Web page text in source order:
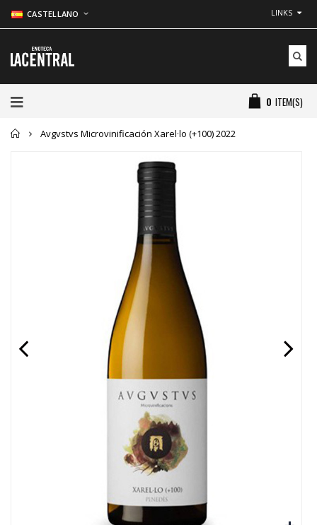
CASTELLANO LINKS
0 ITEM(S)
Inicio
Avgvstvs Microvinificación Xarel·lo (+100) 2022